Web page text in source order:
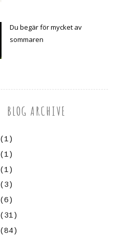
Du begär för mycket av
sommaren
BLOG ARCHIVE
(1)
(1)
(1)
(3)
(6)
(31)
(84)